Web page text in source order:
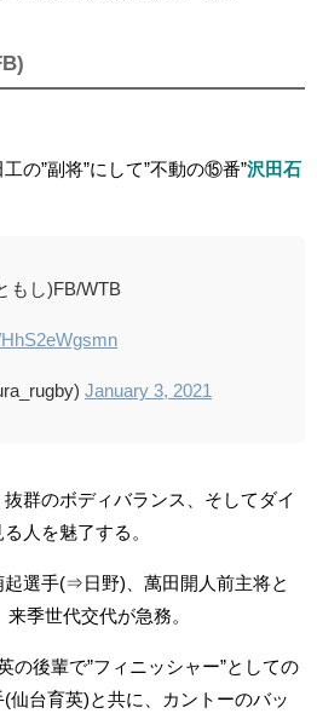
の”副将”にして”不動の⑮番”沢田石
もし)FB/WTB
January 3, 2021
群のボディバランス、そしてダイ
人を魅了する。
起選手(⇒日野)、萬田開人前主将と
来季世代交代が急務。
の後輩で”フィニッシャー”としての
(仙台育英)と共に、カントーのバッ